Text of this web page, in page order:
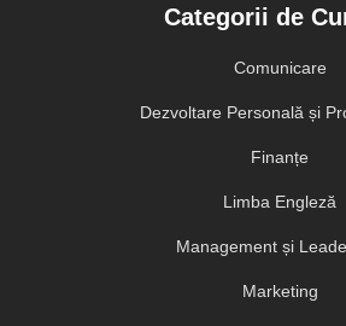
Categorii de
Comunicare
Dezvoltare Personală și
Finanțe
Limba Engleză
Management și
Marketing